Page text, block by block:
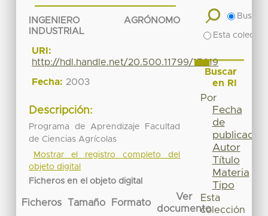
INGENIERO AGRÓNOMO
INDUSTRIAL
URI:
http://hdl.handle.net/20.500.11799/17619
Fecha: 2003
Descripción:
Programa de Aprendizaje Facultad
de Ciencias Agrícolas
Mostrar el registro completo del
objeto digital
Ficheros en el objeto digital
Ficheros Tamaño Formato
Ver
documento
Buscar
Esta
Buscar
en RI
Por
Fecha
de
publicación
Autor
Título
Materia
Tipo
Esta
colección